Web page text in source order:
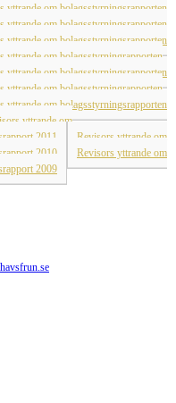
yttrande om bolagsstyrningsrapporten
yttrande om bolagsstyrningsrapporten
yttrande om bolagsstyrningsrapporten
yttrande om bolagsstyrningrapporten
yttrande om bolagsstyrningsrapporten
yttrande om bolagsstyrningrapporten
yttrande om bolagsstyrningsrapporten
yttrande om
2011
Revisors yttrande om
2010
Revisors yttrande om
2009